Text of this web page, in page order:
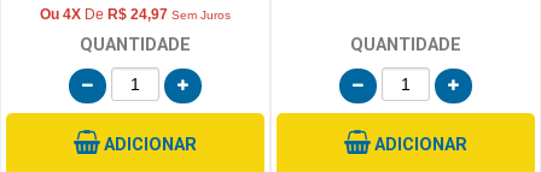
Ou 4X De R$ 24,97 Sem Juros
QUANTIDADE
ADICIONAR
QUANTIDADE
ADICIONAR